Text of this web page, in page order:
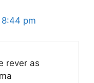
pm
rever as